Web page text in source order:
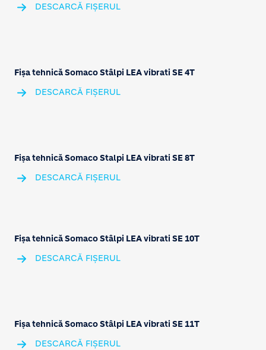
DESCARCĂ FIȘERUL
Fișa tehnică Somaco Stâlpi LEA vibrati SE 4T
DESCARCĂ FIȘERUL
Fișa tehnică Somaco Stalpi LEA vibrati SE 8T
DESCARCĂ FIȘERUL
Fișa tehnică Somaco Stâlpi LEA vibrati SE 10T
DESCARCĂ FIȘERUL
Fișa tehnică Somaco Stâlpi LEA vibrati SE 11T
DESCARCĂ FIȘERUL